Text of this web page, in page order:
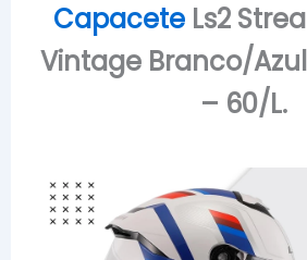
CapaceteLs2
Vintage Branco/
– 60/L.